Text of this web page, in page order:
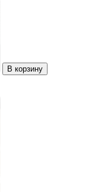
В корзину